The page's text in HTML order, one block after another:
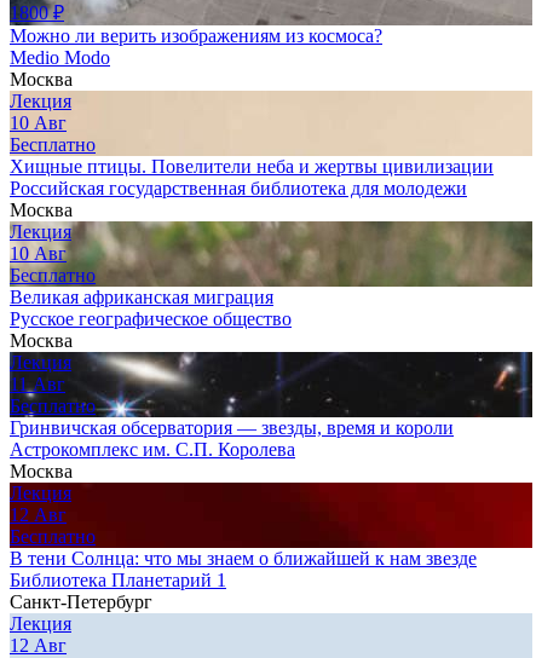
1800₽
Можно ли верить изображениям из космоса?
Medio Modo
Москва
Лекция
10 Авг
Бесплатно
Хищные птицы. Повелители неба и жертвы цивилизации
Российская государственная библиотека для молодежи
Москва
Лекция
10 Авг
Бесплатно
Великая африканская миграция
Русское географическое общество
Москва
Лекция
11 Авг
Бесплатно
Гринвичская обсерватория — звезды, время и короли
Астрокомплекс им. С.П. Королева
Москва
Лекция
12 Авг
Бесплатно
В тени Солнца: что мы знаем о ближайшей к нам звезде
Библиотека Планетарий 1
Санкт-Петербург
Лекция
12 Авг